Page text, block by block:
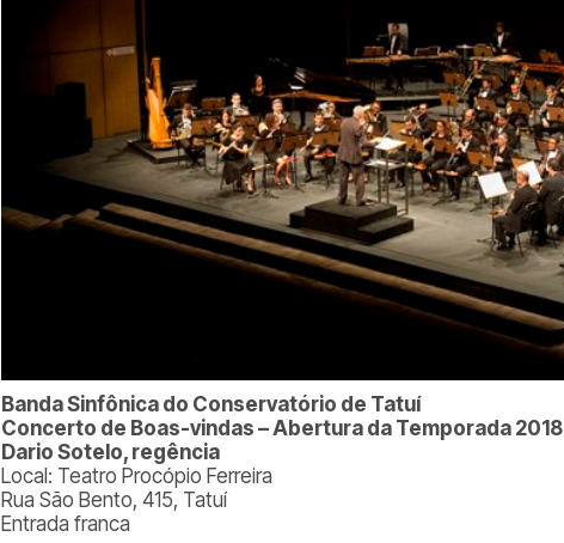
Banda Sinfônica do Conservatório de Tatuí
Concerto de Boas-vindas – Abertura da Temporada 2018
Dario Sotelo, regência
Local: Teatro Procópio Ferreira
Rua São Bento, 415, Tatuí
Entrada franca